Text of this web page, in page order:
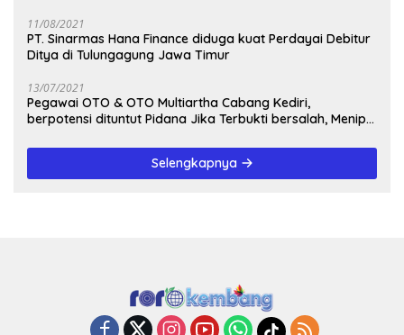
11/08/2021
PT. Sinarmas Hana Finance diduga kuat Perdayai Debitur
Ditya di Tulungagung Jawa Timur
13/07/2021
Pegawai OTO & OTO Multiartha Cabang Kediri,
berpotensi dituntut Pidana Jika Terbukti bersalah, Menipu
Selengkapnya